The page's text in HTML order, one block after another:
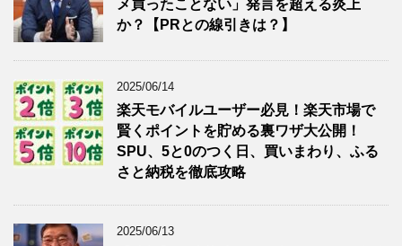
メ買ったことない」発言を超える炎上
か？【PRとの線引きは？】
2025/06/14
楽天モバイルユーザー必見！楽天市場で
賢くポイントを貯める裏ワザ大公開！
SPU、5と0のつく日、買いまわり、ふる
さと納税を徹底攻略
2025/06/13